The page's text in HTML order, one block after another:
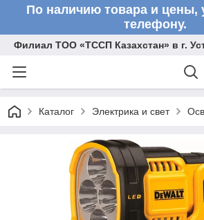
По наличию товара и цены,
телефону.
Филиал ТОО «ТССП Казахстан» в г.
Каталог Электрика и свет